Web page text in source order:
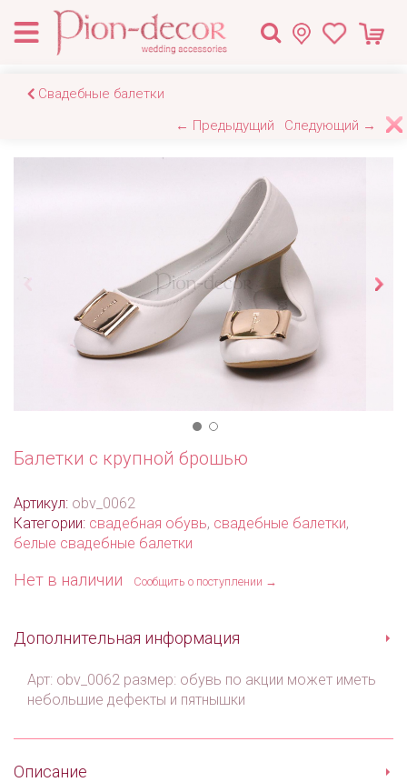
Свадебные балетки
← Предыдущий
Следующий →
Балетки с крупной брошью
Артикул: obv_0062
Категории: свадебная обувь, свадебные балетки,
белые свадебные балетки
Нет в наличии Сообщить о поступлении →
Дополнительная информация
Арт: obv_0062 размер: обувь по акции может иметь
небольшие дефекты и пятнышки
Описание